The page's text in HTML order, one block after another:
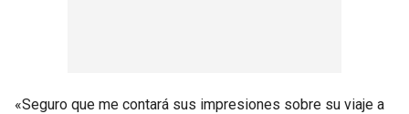
«Seguro que me contará sus impresiones sobre su viaje a